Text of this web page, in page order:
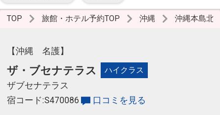
TOP 旅館・ホテル予約TOP 沖縄 沖縄本島北
【沖縄 名護】
ザ・ブセナテラス ハイクラス
ザブセナテラス
宿コード:S470086
口コミを見る